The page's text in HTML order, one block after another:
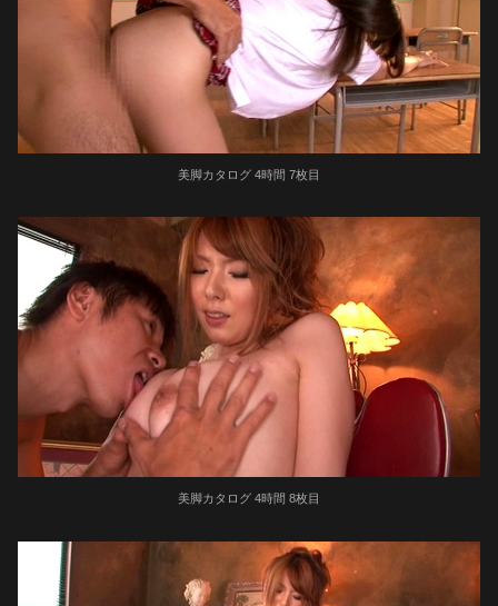
美脚カタログ 4時間 7枚目
美脚カタログ 4時間 8枚目